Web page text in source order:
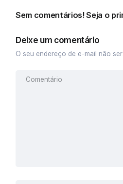
Sem comentários! Seja o
Deixe um comentário
O seu endereço de e-mail não